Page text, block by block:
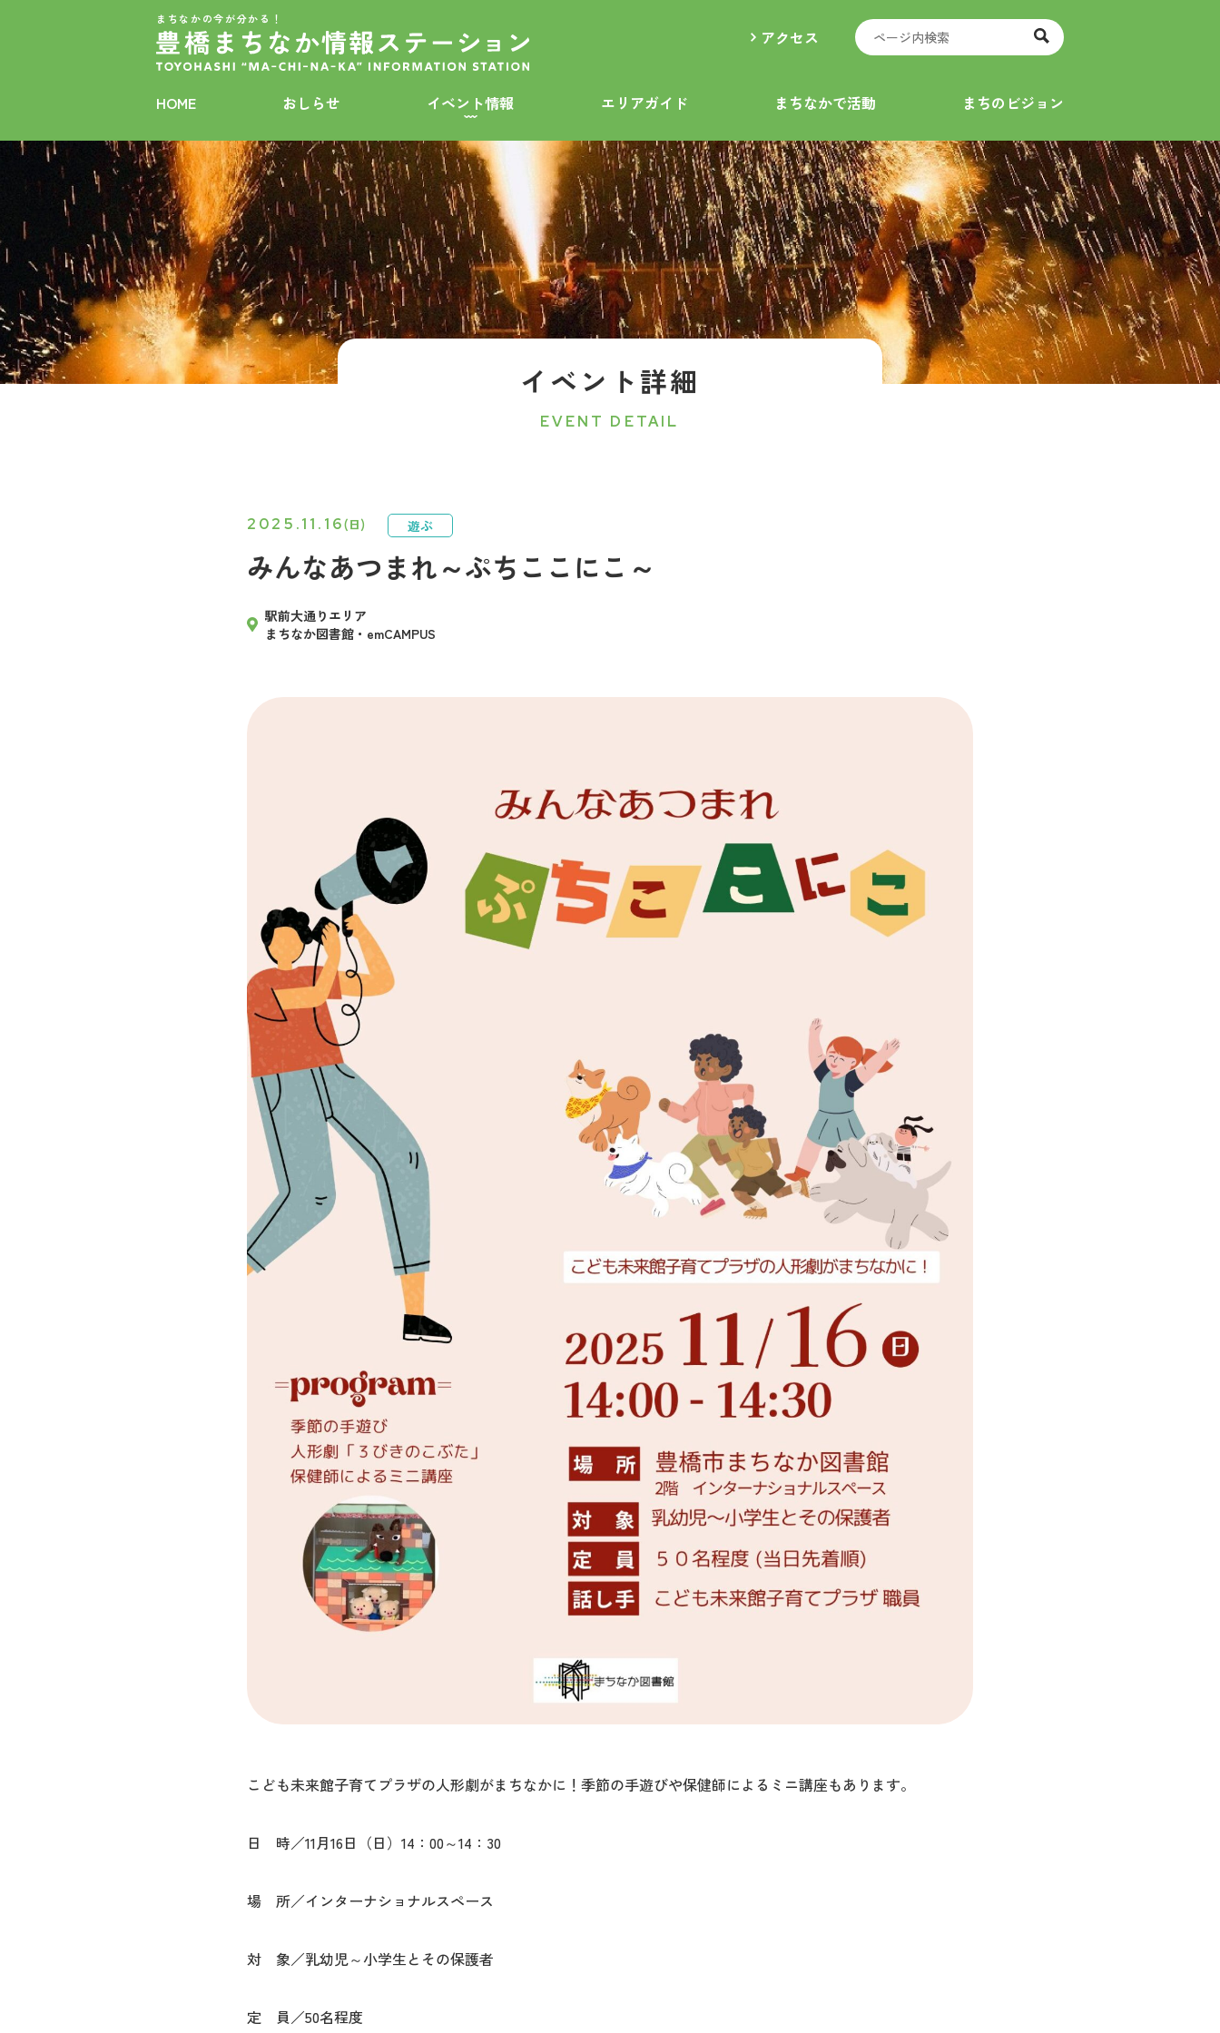
まちなかの今が分かる！
アクセス
HOME おしらせ イベント情報 エリアガイド まちなかで活動 まちのビジョン
イベント詳細
EVENT DETAIL
みんなあつまれ～ぷちここにこ～
2025.11.16(日) 遊ぶ
駅前大通りエリア
まちなか図書館・emCAMPUS
こども未来館子育てプラザの人形劇がまちなかに！季節の手遊びや保健師によるミニ講座もあります。
日 時／11月16日（日）14：00～14：30
場 所／インターナショナルスペース
対 象／乳幼児～小学生とその保護者
定 員／50名程度